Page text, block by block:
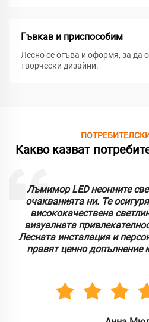
Гъвкав и приспособим
Лесно се огъва и оформя, за да
творчески дизайни.
Какво казват
Лъмимор LED неонните
очакванията ни. Те
висококачествена
визуалната
Лесната инсталация и
правят ценно допълнение